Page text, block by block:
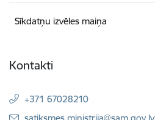
Sīkdatņu izvēles maiņa
Kontakti
+371 67028210
E-pasts: